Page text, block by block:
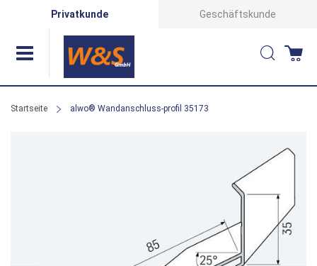
Privatkunde Geschäftskunde
Suche
Startseite alwo® Wandanschluss-profil 35173